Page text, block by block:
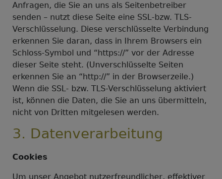
Anfragen, die Sie an uns als Seitenbetreiber
senden – nutzt diese Seite eine SSL-bzw. TLS-
Verschlüsselung. Diese verschlüsselte Verbindung
erkennen Sie daran, dass in Ihrem Browsers ein
Schloss-Symbol und “https://” vor der Adresse
dieser Seite steht. (Unverschlüsselte Seiten
erkennen Sie an “http://” in der Browserzeile.)
Wenn die SSL- bzw. TLS-Verschlüsselung aktiviert
ist, können die Daten, die Sie an uns übermitteln,
nicht von Dritten mitgelesen werden.
3. Datenverarbeitung
Cookies
Um unser Angebot nutzerfreundlicher, effektiver